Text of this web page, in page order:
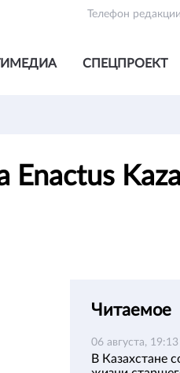
Телефон
СПЕЦПРОЕКТ
Читаемое
06 августа, 19:13
В Казахстане